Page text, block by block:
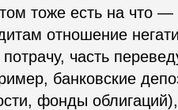
тоже есть на что
отношение
часть
банковские
фонды